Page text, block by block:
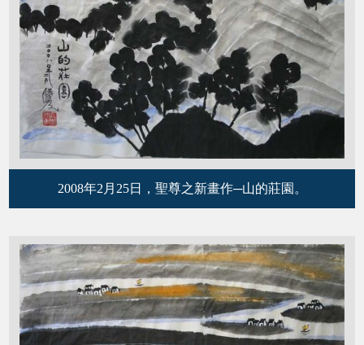
2008年2月25日，聖尊之新畫作─山的莊園。